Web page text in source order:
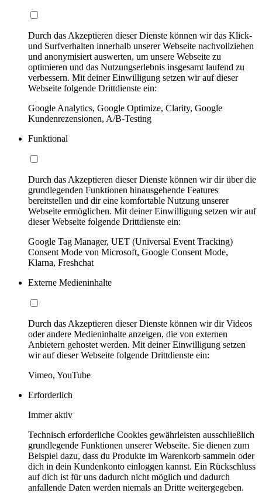
Durch das Akzeptieren dieser Dienste können wir das Klick-
und Surfverhalten innerhalb unserer Webseite nachvollziehen
und anonymisiert auswerten, um unsere Webseite zu
optimieren und das Nutzungserlebnis insgesamt laufend zu
verbessern. Mit deiner Einwilligung setzen wir auf dieser
Webseite folgende Drittdienste ein:
Google Analytics, Google Optimize, Clarity, Google
Kundenrezensionen, A/B-Testing
Funktional
Durch das Akzeptieren dieser Dienste können wir dir über die
grundlegenden Funktionen hinausgehende Features
bereitstellen und dir eine komfortable Nutzung unserer
Webseite ermöglichen. Mit deiner Einwilligung setzen wir auf
dieser Webseite folgende Drittdienste ein:
Google Tag Manager, UET (Universal Event Tracking)
Consent Mode von Microsoft, Google Consent Mode,
Klarna, Freshchat
Externe Medieninhalte
Durch das Akzeptieren dieser Dienste können wir dir Videos
oder andere Medieninhalte anzeigen, die von externen
Anbietern gehostet werden. Mit deiner Einwilligung setzen
wir auf dieser Webseite folgende Drittdienste ein:
Vimeo, YouTube
Erforderlich
Immer aktiv
Technisch erforderliche Cookies gewährleisten ausschließlich
grundlegende Funktionen unserer Webseite. Sie dienen zum
Beispiel dazu, dass du Produkte im Warenkorb sammeln oder
dich in dein Kundenkonto einloggen kannst. Ein Rückschluss
auf dich ist für uns dadurch nicht möglich und dadurch
anfallende Daten werden niemals an Dritte weitergegeben.